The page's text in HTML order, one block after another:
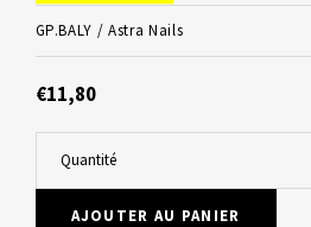
GP.BALY /Astra Nails
€11,80
Quantité
AJOUTER AU PANIER